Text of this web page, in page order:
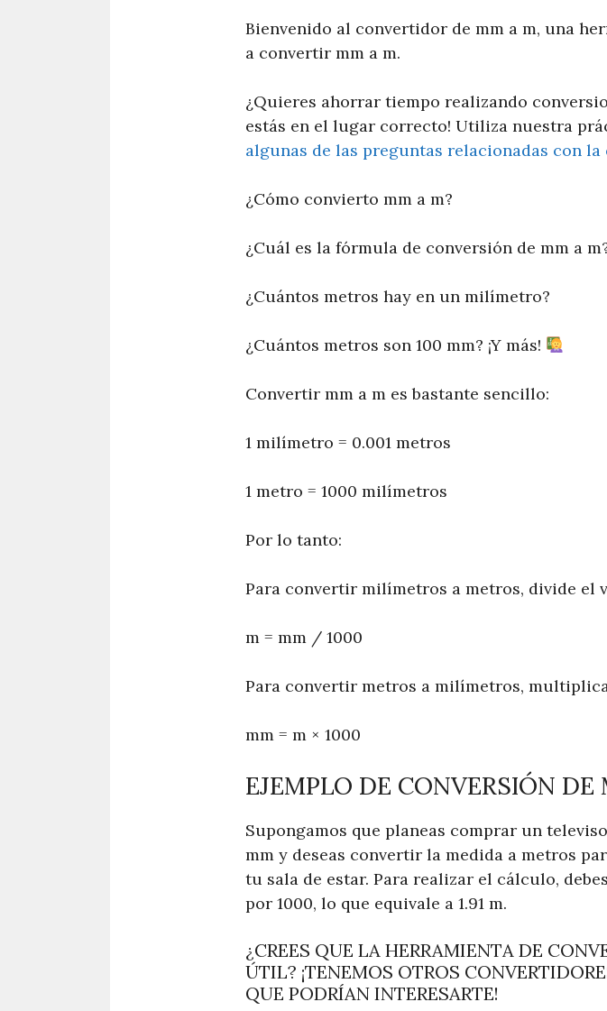
Bienvenido al convertidor de mm a m, una
a convertir mm a m.
¿Quieres ahorrar tiempo realizando
estás en el lugar correcto! Utiliza nuestra
algunas de las preguntas relacionadas con la
¿Cómo convierto mm a m?
¿Cuál es la fórmula de conversión de mm a
¿Cuántos metros hay en un milímetro?
¿Cuántos metros son 100 mm? ¡Y más!
Convertir mm a m es bastante sencillo:
1 milímetro = 0.001 metros
1 metro = 1000 milímetros
Por lo tanto:
Para convertir milímetros a metros, divide el
m = mm / 1000
Para convertir metros a milímetros,
mm = m × 1000
EJEMPLO DE CONVERSIÓN DE
Supongamos que planeas comprar un
mm y deseas convertir la medida a metros
tu sala de estar. Para realizar el cálculo,
por 1000, lo que equivale a 1.91 m.
¿CREES QUE LA HERRAMIENTA DE
ÚTIL? ¡TENEMOS OTROS
QUE PODRÍAN INTERESARTE!